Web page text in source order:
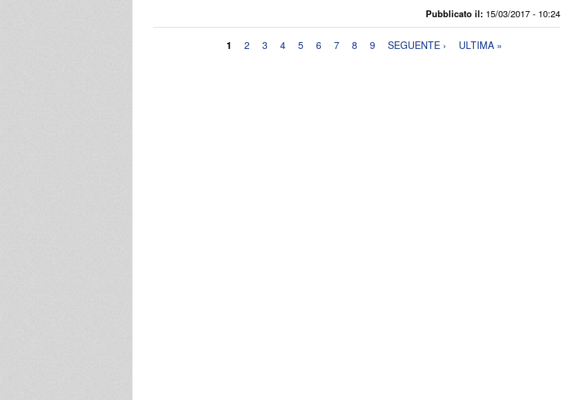
Pubblicato il: 15/03/2017 - 10:24
1 2 3 4 5 6 7 8 9 SEGUENTE › ULTIMA »